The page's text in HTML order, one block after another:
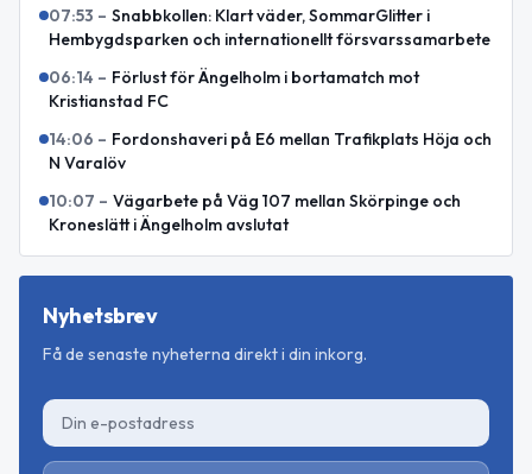
07:53 – Snabbkollen: Klart väder, SommarGlitter i
Hembygdsparken och internationellt försvarssamarbete
06:14 – Förlust för Ängelholm i bortamatch mot
Kristianstad FC
14:06 – Fordonshaveri på E6 mellan Trafikplats Höja och
N Varalöv
10:07 – Vägarbete på Väg 107 mellan Skörpinge och
Kroneslätt i Ängelholm avslutat
Nyhetsbrev
Få de senaste nyheterna direkt i din inkorg.